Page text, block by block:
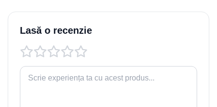
Lasă o recenzie